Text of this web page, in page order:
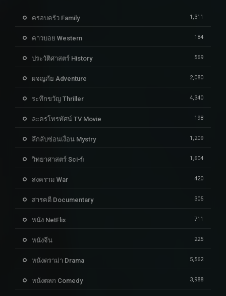
ครอบครัว Family 1,311
คาวบอย Western 184
ประวัติศาสตร์ History 569
ผจญภัย Adventure 2,080
ระทึกขวัญ Thriller 4,340
ละครโทรทัศน์ TV Movie 198
ลึกลับซ่อนเงื่อน Mystry 1,209
วิทยาศาสตร์ Sci-fi 1,604
สงคราม War 420
สารคดี Documentary 305
หนัง NetFlix 711
หนังจีน 225
หนังดราม่า Drama 5,562
หนังตลก Comedy 3,988